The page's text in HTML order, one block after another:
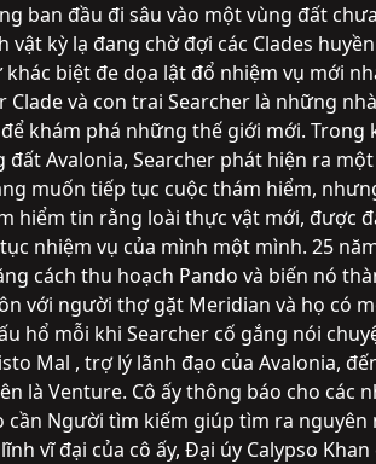
ban đầu đi sâu vào một vùng đất
kỳ lạ đang chờ đợi các Clades
biệt đe dọa lật đổ nhiệm vụ mới
Clade và con trai Searcher là những
khám phá những thế giới mới. Trong
Avalonia, Searcher phát hiện ra
muốn tiếp tục cuộc thám hiểm,
hiểm tin rằng loài thực vật mới, được
nhiệm vụ của mình một mình. 25
cách thu hoạch Pando và biến nó
với người thợ gặt Meridian và họ có
hổ mỗi khi Searcher cố gắng nói
Mal , trợ lý lãnh đạo của Avalonia,
là Venture. Cô ấy thông báo cho các
Người tìm kiếm giúp tìm ra nguyên
vĩ đại của cô ấy, Đại úy Calypso